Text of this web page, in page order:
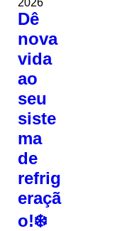
2026
Dê
nova
vida
ao
seu
siste
ma
de
refrig
eraçã
o!❄️